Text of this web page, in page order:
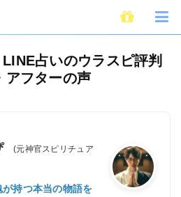
【2026年7月最新】LINE占いのウラスピ評
LINE占いのウラスピ評判
アフターの声
(元神官スピリチュア
持つ本当の物語を